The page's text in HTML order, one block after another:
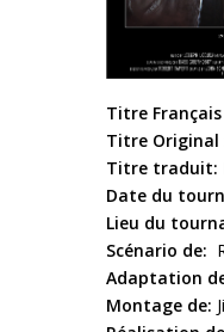
Titre Français
Titre Original
Titre traduit:
Date du
Lieu du
Scénario de:
Adaptation
Montage de: